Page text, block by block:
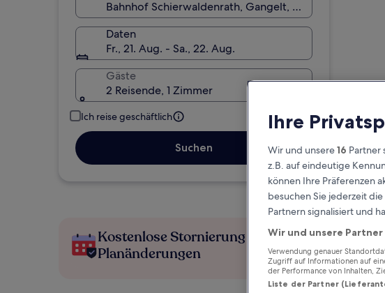
Daten
Fr., 21. Aug. - Sa., 22. Aug.
Gäste
2 Reisende, 1 Zimmer
Ich reise geschäftlich
Suchen
Kostenlose Stornierung bei
Planänderungen
Ihre
Wir und unsere16 Partner
z.B. auf eindeutige
können Ihre Präferenzen
besuchen Sie jederzeit
Partnern signalisiert und
Wir und unsere
Verwendung genauer
Zugriff auf Informationen auf
der Performance von Inhalten,
Liste der Partner